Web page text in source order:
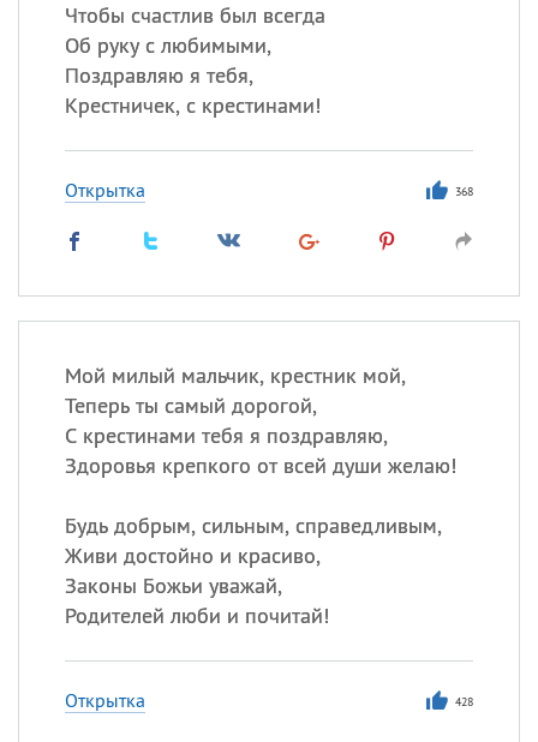
Чтобы счастлив был всегда
Об руку с любимыми,
Поздравляю я тебя,
Крестничек, с крестинами!
Открытка 368
Мой милый мальчик, крестник мой,
Теперь ты самый дорогой,
С крестинами тебя я поздравляю,
Здоровья крепкого от всей души желаю!
Будь добрым, сильным, справедливым,
Живи достойно и красиво,
Законы Божьи уважай,
Родителей люби и почитай!
Открытка 428